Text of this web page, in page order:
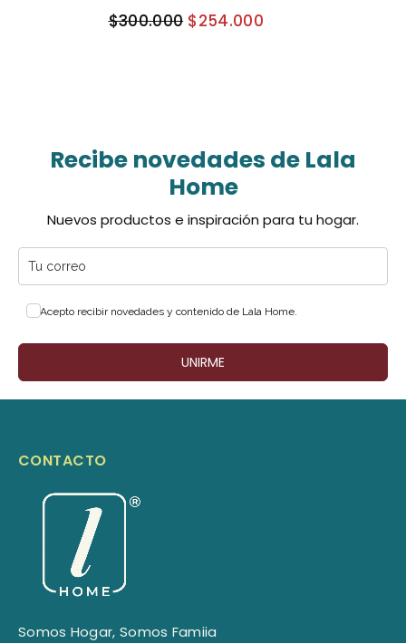
$300.000 $254.000
Recibe novedades de Lala
Home
Nuevos productos e inspiración para tu hogar.
Acepto recibir novedades y contenido de Lala Home.
UNIRME
CONTACTO
Somos Hogar, Somos Famiia